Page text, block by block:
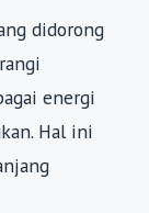
didorong
energi
Hal ini